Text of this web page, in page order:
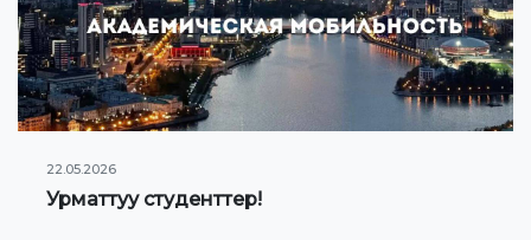
22.05.2026
Урматтуу студенттер!